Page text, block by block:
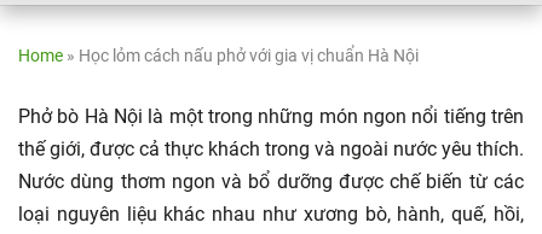
Home » Học lỏm cách nấu phở với gia vị chuẩn Hà Nội
Phở bò Hà Nội là một trong những món ngon nổi tiếng trên
thế giới, được cả thực khách trong và ngoài nước yêu thích.
Nước dùng thơm ngon và bổ dưỡng được chế biến từ các
loại nguyên liệu khác nhau như xương bò, hành, quế, hồi,